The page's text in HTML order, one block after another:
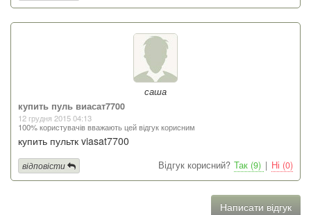
саша
купить пуль виасат7700
12 грудня 2015 04:13
100% користувачів вважають цей відгук корисним
купить пультк viasat7700
Відгук корисний? Так (9) | Ні (0)
відповісти
Написати відгук